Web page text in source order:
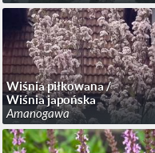
Wiśnia piłkowana /
Wiśnia japońska
Amanogawa